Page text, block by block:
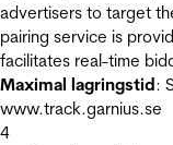
advertisers to target
pairing service is
facilitates real-time
Maximal lagringstid:
www.track.garnius.se
4